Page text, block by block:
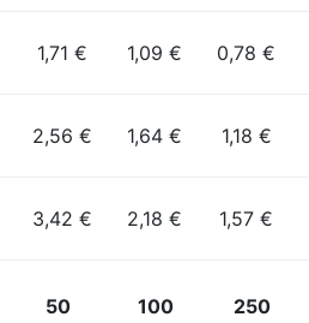
1,71 € 1,09 € 0,78 €
2,56 € 1,64 € 1,18 €
3,42 € 2,18 € 1,57 €
50 100 250